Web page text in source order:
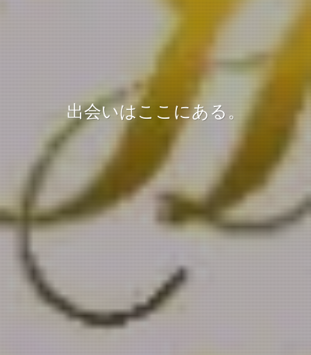
出会いはここにある。